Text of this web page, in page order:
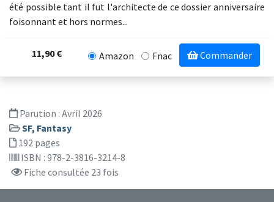
été possible tant il fut l'architecte de ce dossier anniversaire
foisonnant et hors normes...
11,90 € Amazon Fnac Commander
Parution : Avril 2026
SF, Fantasy
192 pages
ISBN : 978-2-3816-3214-8
Fiche consultée 23 fois